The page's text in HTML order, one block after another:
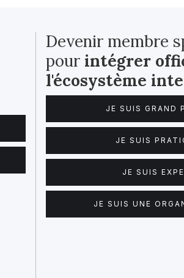
Devenir membre
pour intégrer
l'écosystème
JE SUIS GRAND
JE SUIS
JE SUIS
JE SUIS UNE